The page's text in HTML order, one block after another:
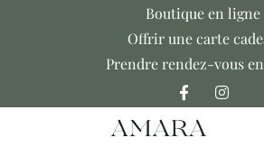
Boutique en ligne
Offrir une carte
Prendre rendez-vous